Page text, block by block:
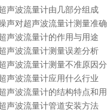
声波流量计由几部分组成
声对超声波流量计测量准
声波流量计的作用与用途
声波流量计测量误差分析
声波流量计测量不准原因
声波流量计应用什么行业
声波流量计的结构特点和
声波流量计管道安装方法